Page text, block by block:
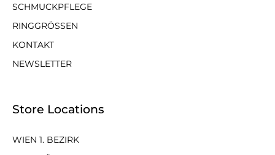
SCHMUCKPFLEGE
RINGGRÖSSEN
KONTAKT
NEWSLETTER
Store Locations
WIEN 1. BEZIRK